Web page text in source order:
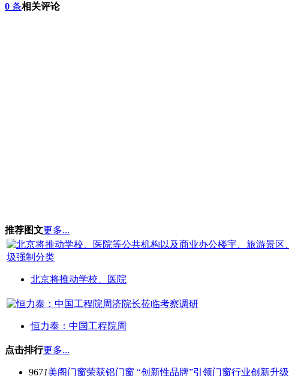
0 条相关评论
推荐图文更多...
北京将推动学校、医院
恒力泰：中国工程院周
点击排行更多...
9671美阁门窗荣获铝门窗 “创新性品牌”引领门窗行业创新升级